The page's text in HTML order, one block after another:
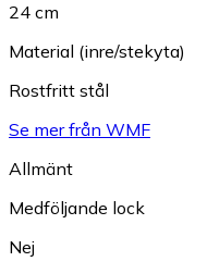
24 cm
Material (inre/stekyta)
Rostfritt stål
Se mer från WMF
Allmänt
Medföljande lock
Nej